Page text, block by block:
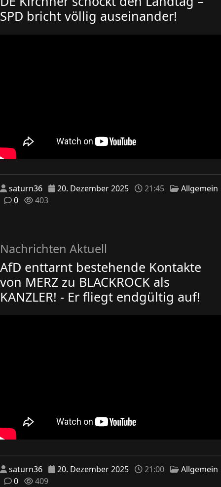
SPD bricht völlig auseinander!
saturn36 20. Dezember 2025 21:45
Allgemein
0
403
Nachrichten Aktuell
AfD enttarnt bestehende Kontakte
von MERZ zu BLACKROCK als
KANZLER! - Er fliegt endgültig auf!
saturn36 20. Dezember 2025 21:00
Allgemein
0
409